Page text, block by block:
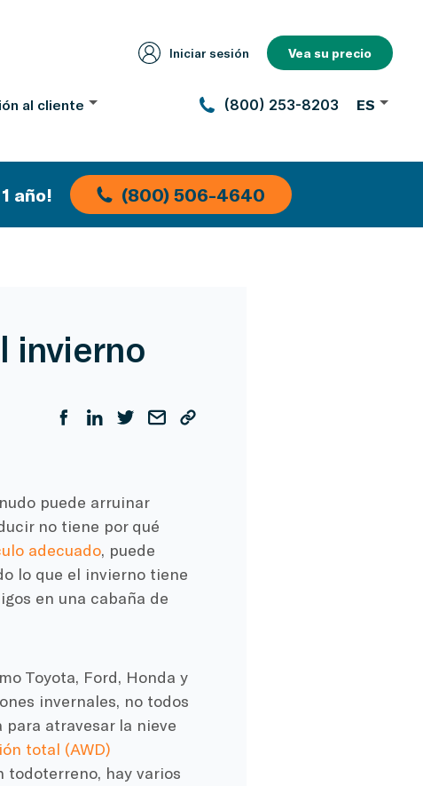
Iniciar sesión Vea su precio
al cliente (800) 253-8203 ES
año! (800) 506-4640
invierno
puede arruinar
no tiene por qué
adecuado, puede
lo que el invierno tiene
en una cabaña de
Toyota, Ford, Honda y
invernales, no todos
atravesar la nieve
total (AWD)
todoterreno, hay varios